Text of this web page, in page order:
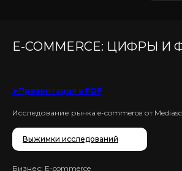
E-COMMERCE: ЦИФРЫ И
➤Презентация в PDF
Исследование рынка e-commerce от
Выжимки исследований
Бизнес: E-commerce